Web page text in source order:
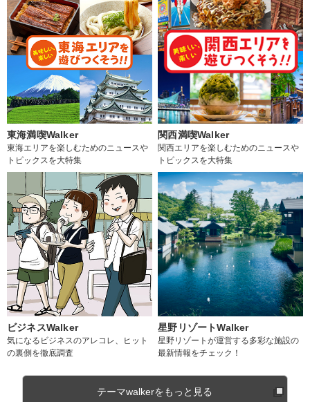
東海満喫Walker
東海エリアを楽しむためのニュースや
トピックスを大特集
関西満喫Walker
関西エリアを楽しむためのニュースや
トピックスを大特集
ビジネスWalker
気になるビジネスのアレコレ、ヒット
の裏側を徹底調査
星野リゾートWalker
星野リゾートが運営する多彩な施設の
最新情報をチェック！
テーマwalkerをもっと見る